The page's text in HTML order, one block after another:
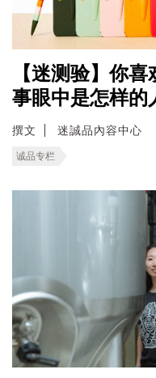
【迷测验】你
事眼中是怎样的
撰文 迷誠品內容中心
诚品专栏